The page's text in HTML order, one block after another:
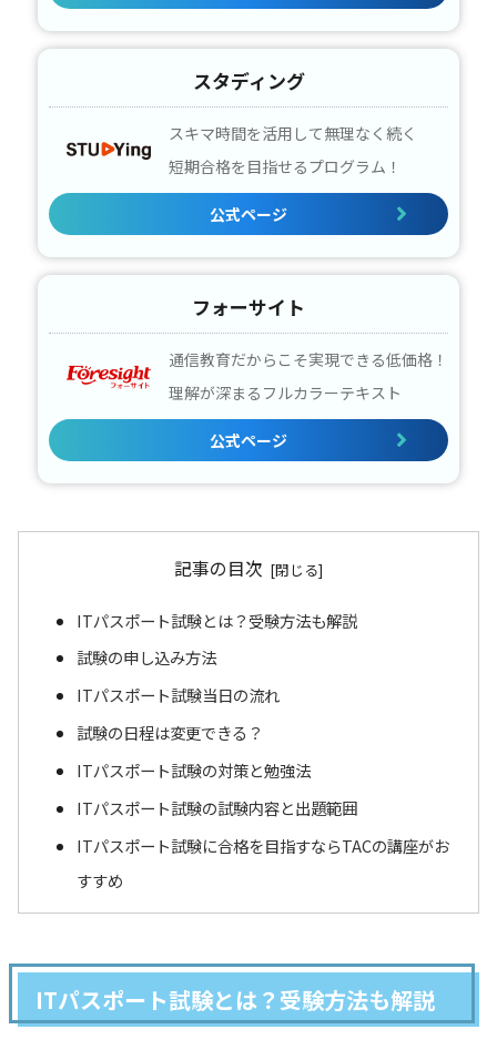
スタディング
スキマ時間を活用して無理なく続く
短期合格を目指せるプログラム！
公式ページ
フォーサイト
通信教育だからこそ実現できる低価格！
理解が深まるフルカラーテキスト
公式ページ
記事の目次
ITパスポート試験とは？受験方法も解説
試験の申し込み方法
ITパスポート試験当日の流れ
試験の日程は変更できる？
ITパスポート試験の対策と勉強法
ITパスポート試験の試験内容と出題範囲
ITパスポート試験に合格を目指すならTACの講座がお
すすめ
ITパスポート試験とは？受験方法も解説